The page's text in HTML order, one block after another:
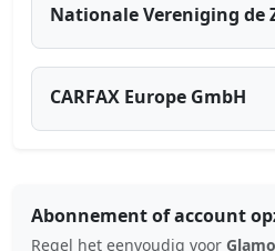
Nationale Vereniging de
CARFAX Europe GmbH
Abonnement of account
Regel het eenvoudig voor